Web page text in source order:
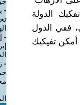
الدولة
ففي الدول
أمكن تفيكيك
-
-
-